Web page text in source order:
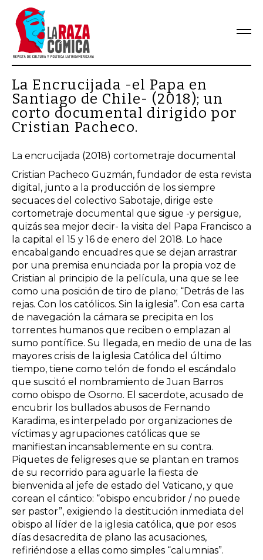
La Encrucijada -el Papa en
Santiago de Chile- (2018); un
corto documental dirigido por
Cristian Pacheco.
La encrucijada (2018) cortometraje documental
Cristian Pacheco Guzmán, fundador de esta revista
digital, junto a la producción de los siempre
secuaces del colectivo Sabotaje, dirige este
cortometraje documental que sigue -y persigue,
quizás sea mejor decir- la visita del Papa Francisco a
la capital el 15 y 16 de enero del 2018. Lo hace
encabalgando encuadres que se dejan arrastrar
por una premisa enunciada por la propia voz de
Cristian al principio de la película, una que se lee
como una posición de tiro de plano; “Detrás de las
rejas. Con los católicos. Sin la iglesia”. Con esa carta
de navegación la cámara se precipita en los
torrentes humanos que reciben o emplazan al
sumo pontífice. Su llegada, en medio de una de las
mayores crisis de la iglesia Católica del último
tiempo, tiene como telón de fondo el escándalo
que suscitó el nombramiento de Juan Barros
como obispo de Osorno. El sacerdote, acusado de
encubrir los bullados abusos de Fernando
Karadima, es interpelado por organizaciones de
víctimas y agrupaciones católicas que se
manifiestan incansablemente en su contra.
Piquetes de feligreses que se plantan en tramos
de su recorrido para aguarle la fiesta de
bienvenida al jefe de estado del Vaticano, y que
corean el cántico: “obispo encubridor / no puede
ser pastor”, exigiendo la destitución inmediata del
obispo al líder de la iglesia católica, que por esos
días desacredita de plano las acusaciones,
refiriéndose a ellas como simples “calumnias”.